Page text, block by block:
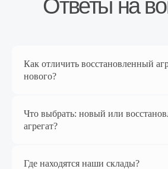
Как отличить восстановленный
нового?
Что выбрать: новый или
агрегат?
Где находятся наши склады?
Ozon